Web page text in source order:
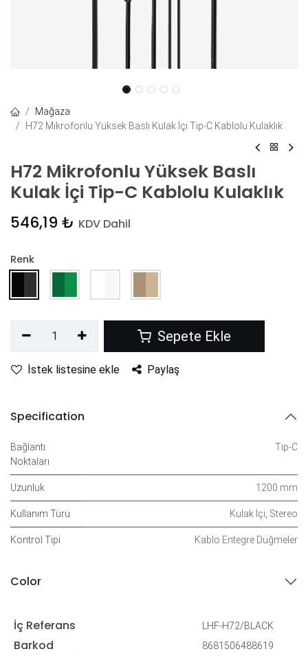
Mağaza
H72 Mikrofonlu Yüksek Baslı Kulak İçi Tip-C Kablolu Kulaklık
H72 Mikrofonlu Yüksek Baslı
Kulak İçi Tip-C Kablolu Kulaklık
546,19 ₺ KDV Dahil
Renk
Sepete Ekle
İstek listesine ekle Paylaş
Specification
Bağlantı
Noktaları
Tip-C
Uzunluk 1200 mm
Kullanım Türü Kulak İçi Stereo
Kontrol Tipi Kablo Entegre Düğmeler
Color
İç Referans LHF-H72/BLACK
Barkod 8681506488619